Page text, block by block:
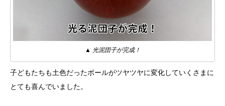
▲ 光泥団子が完成！
子どもたちも土色だったボールがツヤツヤに変化していくさまに
とても喜んでいました。